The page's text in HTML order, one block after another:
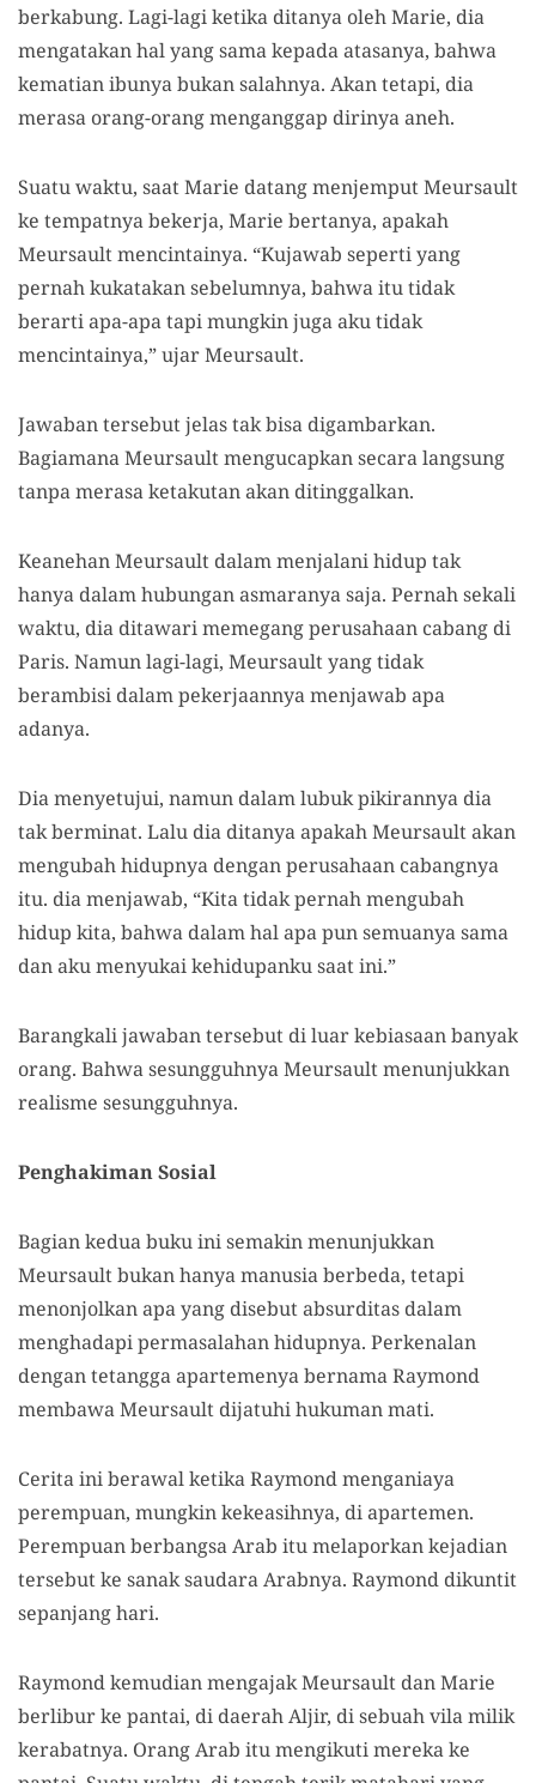
berkabung. Lagi-lagi ketika ditanya oleh Marie, dia
mengatakan hal yang sama kepada atasanya, bahwa
kematian ibunya bukan salahnya. Akan tetapi, dia
merasa orang-orang menganggap dirinya aneh.
Suatu waktu, saat Marie datang menjemput Meursault
ke tempatnya bekerja, Marie bertanya, apakah
Meursault mencintainya. “Kujawab seperti yang
pernah kukatakan sebelumnya, bahwa itu tidak
berarti apa-apa tapi mungkin juga aku tidak
mencintainya,”ujarMeursault.
Jawabantersebutjelas tak bisa digambarkan.
Bagiamana Meursault mengucapkan secara langsung
tanpa merasa ketakutan akan ditinggalkan.
KeanehanMeursault dalam menjalani hidup tak
hanya dalam hubungan asmaranya saja. Pernah sekali
waktu, dia ditawari memegang perusahaan cabang di
Paris. Namun lagi-lagi, Meursault yang tidak
berambisi dalam pekerjaannya menjawab apa
adanya.
Dia menyetujui, namun dalam lubuk pikirannya dia
tak berminat. Lalu dia ditanya apakah Meursault akan
mengubah hidupnya dengan perusahaan cabangnya
itu. dia menjawab, “Kita tidak pernah mengubah
hidup kita, bahwa dalam hal apa pun semuanya sama
dan aku menyukai kehidupanku saat ini.”
Barangkali jawaban tersebut di luar kebiasaan banyak
orang. Bahwa sesungguhnya Meursault menunjukkan
realisme sesungguhnya.
PenghakimanSosial
Bagian kedua buku ini semakin menunjukkan
Meursault bukan hanya manusia berbeda, tetapi
menonjolkan apa yang disebut absurditas dalam
menghadapi permasalahanhidupnya. Perkenalan
dengan tetangga apartemenya bernama Raymond
membawa Meursault dijatuhi hukuman mati.
Cerita ini berawal ketika Raymond menganiaya
perempuan, mungkin kekeasihnya, di apartemen.
Perempuan berbangsa Arab itu melaporkan kejadian
tersebut ke sanak saudara Arabnya. Raymond dikuntit
sepanjang hari.
Raymondkemudianmengajak Meursault dan Marie
berlibur ke pantai, di daerah Aljir, di sebuah vila milik
kerabatnya. Orang Arab itu mengikuti merekake